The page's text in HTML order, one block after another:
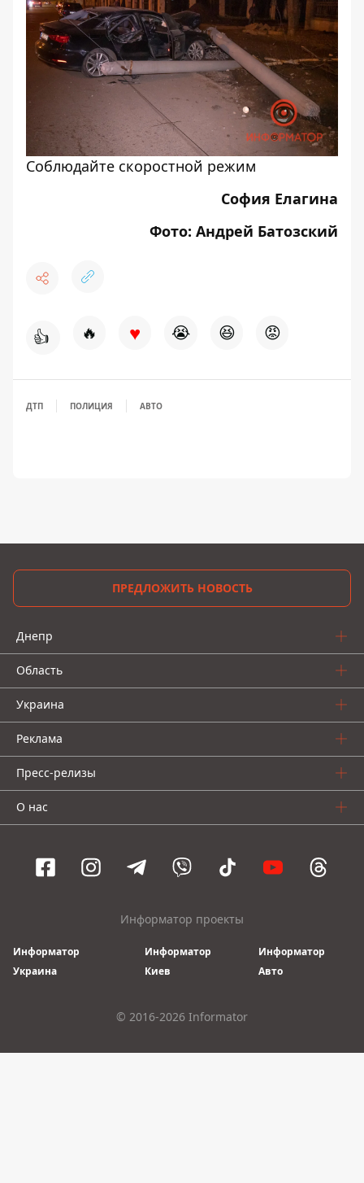
Соблюдайте скоростной режим
София Елагина
Фото: Андрей Батозский
👍 🔥 ♥ 😭 😆 😡
ДТП ПОЛИЦИЯ АВТО
ПРЕДЛОЖИТЬ НОВОСТЬ
Днепр
Область
Украина
Реклама
Пресс-релизы
О нас
Информатор проекты
Информатор
Украина
Информатор
Киев
Информатор
Авто
© 2016-2026 Informator